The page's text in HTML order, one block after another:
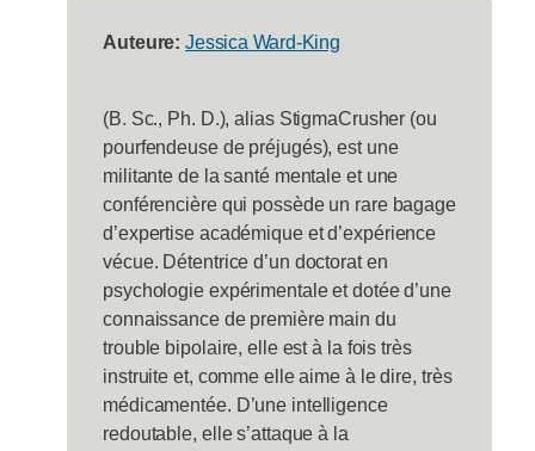
Auteure: Jessica Ward-King
(B. Sc., Ph. D.), alias StigmaCrusher (ou
pourfendeuse de préjugés), est une
militante de la santé mentale et une
conférencière qui possède un rare bagage
d’expertise académique et d’expérience
vécue. Détentrice d’un doctorat en
psychologie expérimentale et dotée d’une
connaissance de première main du
trouble bipolaire, elle est à la fois très
instruite et, comme elle aime à le dire, très
médicamentée. D’une intelligence
redoutable, elle s’attaque à la